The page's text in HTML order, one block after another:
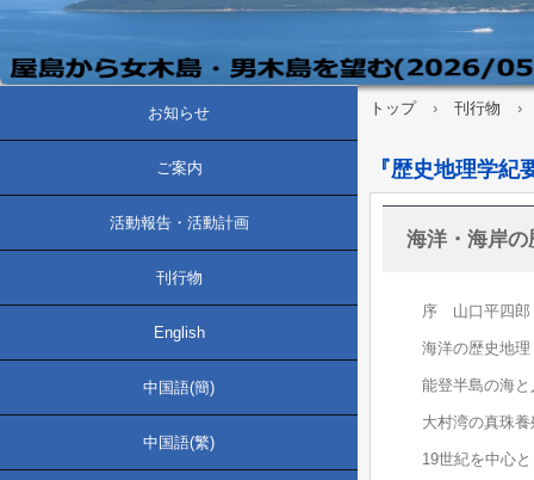
トップ › 刊行物 ›
『歴史地理学紀
海洋・海岸
序 山口平四
海洋の歴史地
能登半島の海
大村湾の真珠
19世紀を中心
お知らせ
ご案内
活動報告・活動計画
刊行物
English
中国語(簡)
中国語(繁)